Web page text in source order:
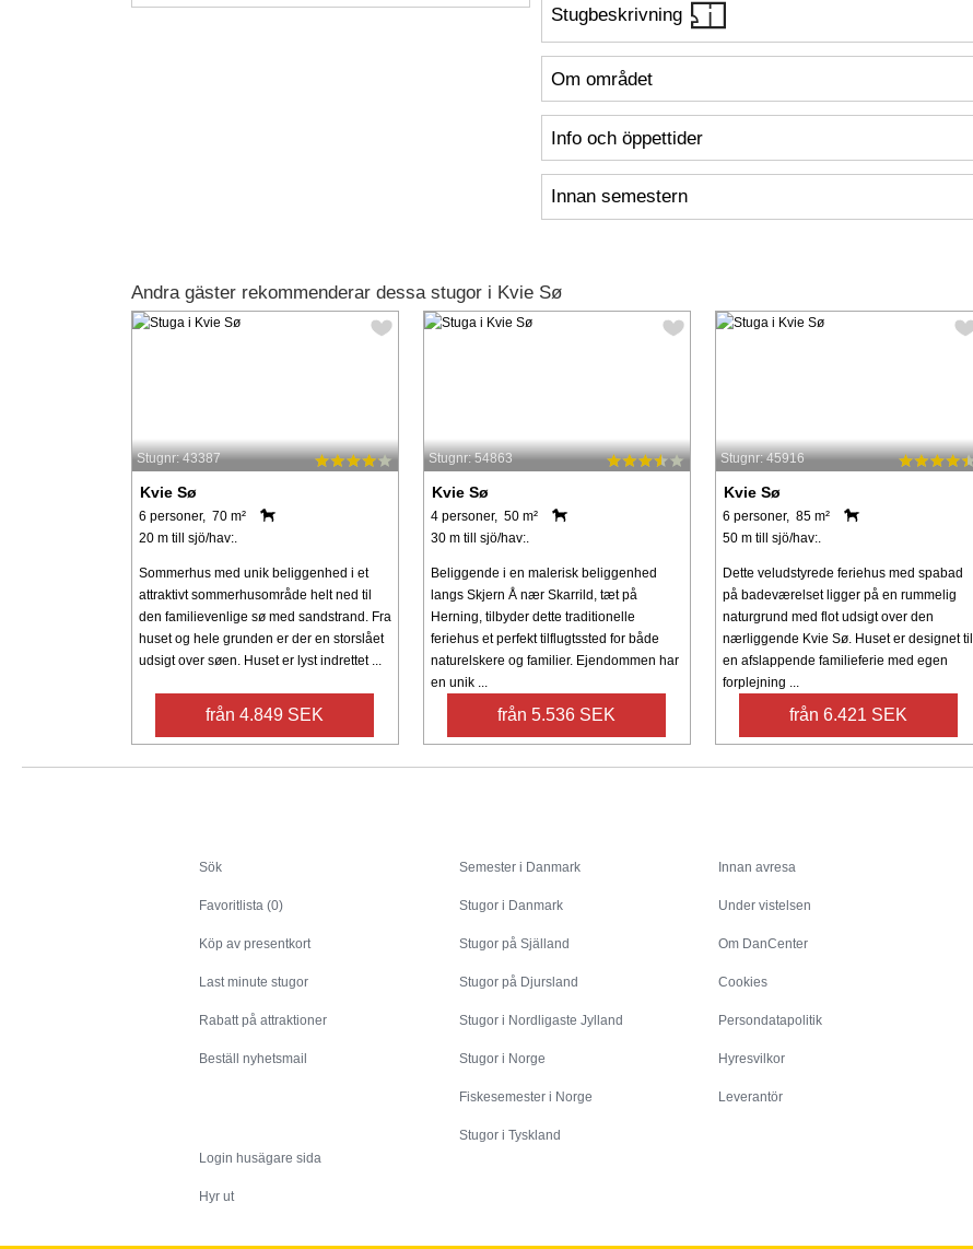
Stugbeskrivning
Om området
Info och öppettider
Innan semestern
Andra gäster rekommenderar dessa stugor i Kvie Sø
Stugnr: 43387
Kvie Sø
6 personer, 70 m²
20 m till sjö/hav:.
Sommerhus med unik beliggenhed i et
attraktivt sommerhusområde helt ned til
den familievenlige sø med sandstrand. Fra
huset og hele grunden er der en storslået
udsigt over søen. Huset er lyst indrettet ...
från 4.849 SEK
Stugnr: 54863
Kvie Sø
4 personer, 50 m²
30 m till sjö/hav:.
Beliggende i en malerisk beliggenhed
langs Skjern Å nær Skarrild, tæt på
Herning, tilbyder dette traditionelle
feriehus et perfekt tilflugtssted for både
naturelskere og familier. Ejendommen har
en unik ...
från 5.536 SEK
Stugnr: 45916
Kvie Sø
6 personer, 85 m²
50 m till sjö/hav:.
Dette veludstyrede feriehus med spabad
på badeværelset ligger på en rummelig
naturgrund med flot udsigt over den
nærliggende Kvie Sø. Huset er designet til
en afslappende familieferie med egen
forplejning ...
från 6.421 SEK
Sök
Favoritlista (0)
Köp av presentkort
Last minute stugor
Rabatt på attraktioner
Beställ nyhetsmail
Login husägare sida
Hyr ut
Semester i Danmark
Stugor i Danmark
Stugor på Själland
Stugor på Djursland
Stugor i Nordligaste Jylland
Stugor i Norge
Fiskesemester i Norge
Stugor i Tyskland
Innan avresa
Under vistelsen
Om DanCenter
Cookies
Persondatapolitik
Hyresvilkor
Leverantör